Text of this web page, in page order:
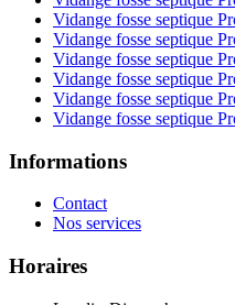
Vidange fosse septique
Vidange fosse septique
Vidange fosse septique
Vidange fosse septique
Vidange fosse septique
Vidange fosse septique
Informations
Contact
Nos services
Horaires